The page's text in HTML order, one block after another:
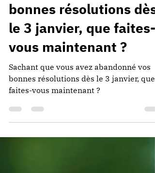
avez abandonné vos
bonnes résolutions dès
le 3 janvier, que faites-
vous maintenant ?
Sachant que vous avez abandonné vos
faites-vous maintenant ?